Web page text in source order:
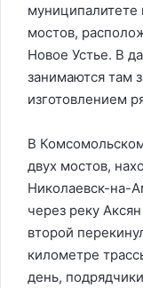
муниципалитете
мостов,
Новое Устье. В
занимаются там
изготовлением
В
двух мостов,
Николаевск-на-
через реку
второй
километре
день,